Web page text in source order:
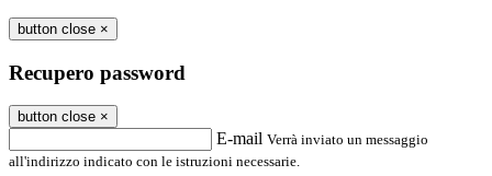
button close ×
Recupero password
button close ×
E-mail Verrà inviato un messaggio
all'indirizzo indicato con le istruzioni necessarie.